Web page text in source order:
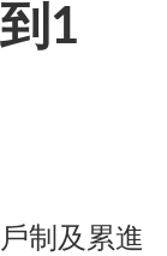
1
制及累進